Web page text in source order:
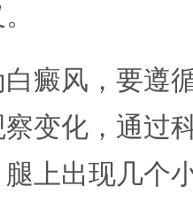
癜风，要遵
变化，通过
上出现几个